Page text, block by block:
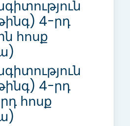
4-րդ
հոսք
4-րդ
հոսք